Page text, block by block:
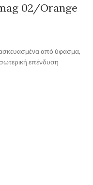
02/Orange
από ύφασμα,
επένδυση